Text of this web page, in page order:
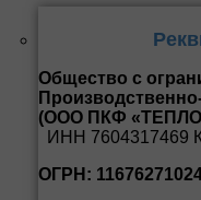
Общество с
(ООО ПКФ
ИНН 7604317469
ОГРН: